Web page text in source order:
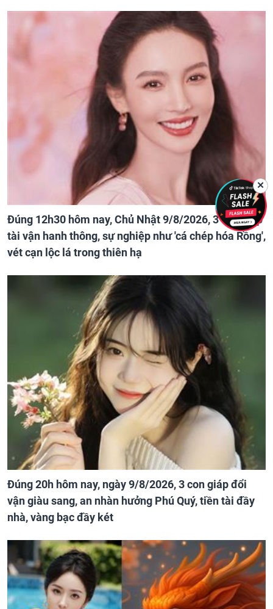
Đúng 12h30 hôm nay, Chủ Nhật 9/8/2026, 3 con giáp
tài vận hanh thông, sự nghiệp như 'cá chép hóa Rồng',
vét cạn lộc lá trong thiên hạ
Đúng 20h hôm nay, ngày 9/8/2026, 3 con giáp đổi
vận giàu sang, an nhàn hưởng Phú Quý, tiền tài đầy
nhà, vàng bạc đầy két
✕